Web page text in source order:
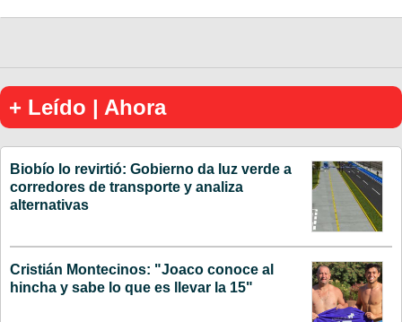
+ Leído | Ahora
Biobío lo revirtió: Gobierno da luz verde a
corredores de transporte y analiza
alternativas
Cristián Montecinos: "Joaco conoce al
hincha y sabe lo que es llevar la 15"